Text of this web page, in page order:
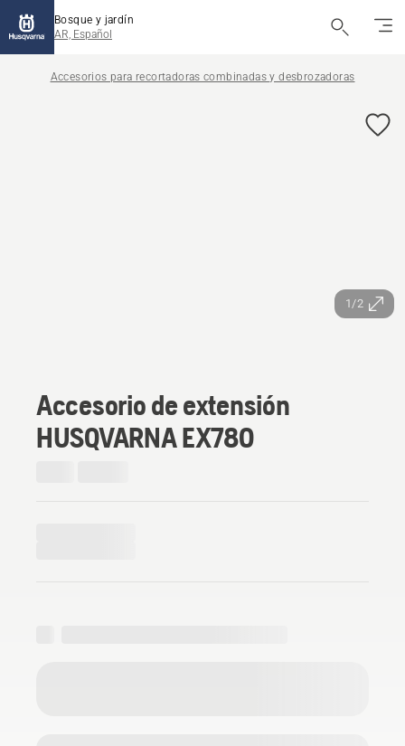
Bosque y jardín
AR, Español
Accesorios para recortadoras combinadas y desbrozadoras
1/2
Accesorio de extensión
HUSQVARNA EX780